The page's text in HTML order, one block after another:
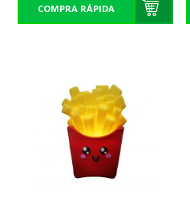
COMPRA RÁPIDA